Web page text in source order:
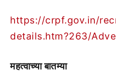
https://crpf.gov.in/
details.htm?263/
महत्वाच्या बातम्या